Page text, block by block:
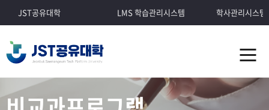
JST공유대학 LMS 학습관리시스템 학사관리시스템